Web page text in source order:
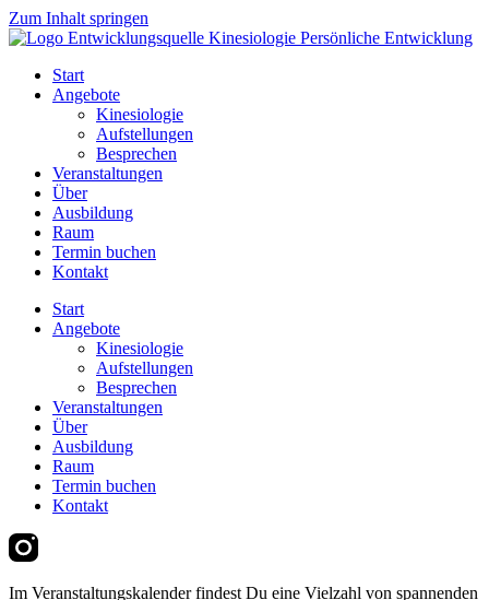
Zum Inhalt springen
Start
Angebote
Kinesiologie
Aufstellungen
Besprechen
Veranstaltungen
Über
Ausbildung
Raum
Termin buchen
Kontakt
Start
Angebote
Kinesiologie
Aufstellungen
Besprechen
Veranstaltungen
Über
Ausbildung
Raum
Termin buchen
Kontakt
Im Veranstaltungskalender findest Du eine Vielzahl von spannenden